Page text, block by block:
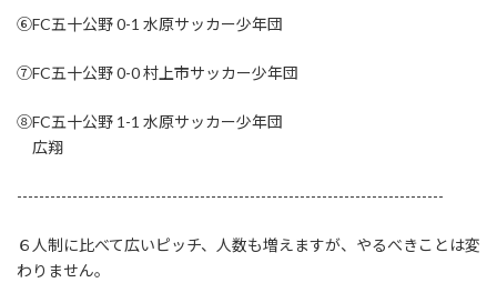
⑥FC五十公野 0-1 水原サッカー少年団
⑦FC五十公野 0-0 村上市サッカー少年団
⑧FC五十公野 1-1 水原サッカー少年団
広翔
-----------------------------------------------------------------------------
６人制に比べて広いピッチ、人数も増えますが、やるべきことは変
わりません。